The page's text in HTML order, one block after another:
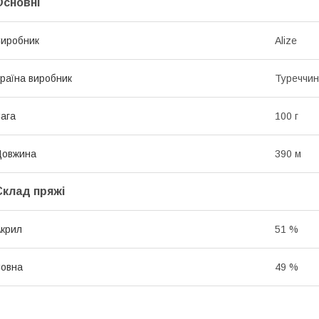
Alize
виробник
100 г
390 м
пряжі
51 %
49 %